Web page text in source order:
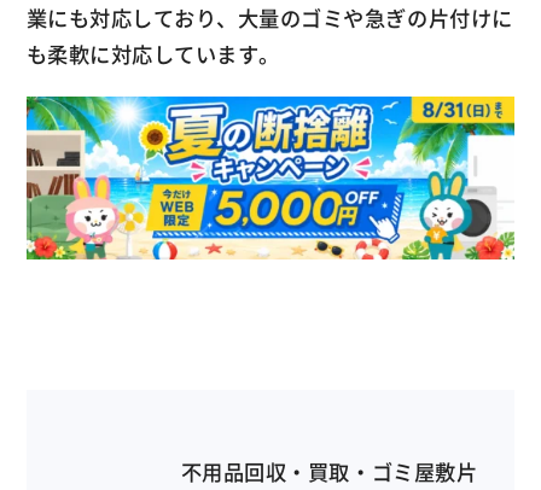
業にも対応しており、大量のゴミや急ぎの片付けに
も柔軟に対応しています。
不用品回収・買取・ゴミ屋敷片